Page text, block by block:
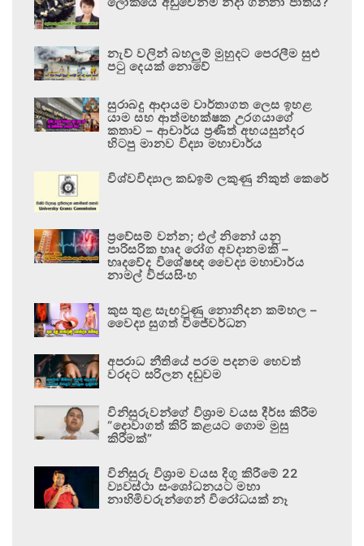
නැව් වලින් බහලුම් මුහුදට පෙරලීම සුළු
පටු දෙයක් නොවේ
සුරාබදු ආදායම වාර්තාගත ලෙස ඉහළ
යාම සහ ආත්මභක්ෂක උරගයාගේ
කතාව – ආචාර්ය ප්‍රණීත් අභයසුන්දර
හිටපු මානව විද්‍යා මහාචාර්ය
විශ්වවිද්‍යාල කඩඉම් ලකුණු නිකුත් කෙරේ
ප්‍රවේසම් වන්න; එල් නිනෝ යනු
පාරිසරික හෘද රෝග අවදානමකි –
හෘදවේද විශේෂඥ වෛද්‍ය මහාචාර්ය
නාමල් විජයසිංහ
කුස තුළ සැඟවුණු නොනිදන කම්හල –
වෛද්‍ය සුගත් විජේවර්ධන
අපරාධ නීතියේ පරම පදනම හෙවත්
වරදට සරිලන දඬුවම
විනිසුරුවන්ගේ විශ්‍රාම වයස දීර්ඝ කිරීම
“දොවාගත් කිරි කළයට ගොම මුසු
කිරීමක්”
විනිසුරු විශ්‍රාම වයස දිගු කිරීමේ 22
ව්‍යවස්ථා සංශෝධනයට මහා
නාහිමිවරුන්ගෙන් විරෝධයක් නෑ